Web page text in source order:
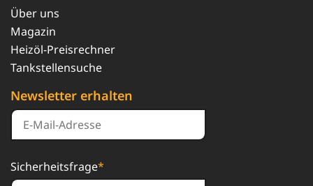
Über uns
Magazin
Heizöl-Preisrechner
Tankstellensuche
Newsletter erhalten
Sicherheitsfrage*